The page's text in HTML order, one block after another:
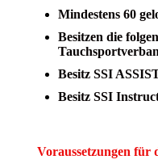
Mindestens 60
Besitzen die
Besitz SSI
Besitz SSI
Voraussetzungen für